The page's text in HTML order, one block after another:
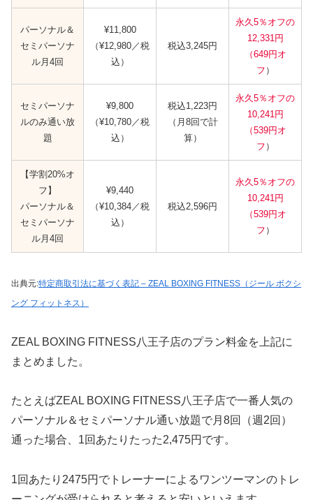
パーソナル＆
セミパーソナ
ル月4回
¥11,800
（¥12,980／税
込）
税込3,245円
永久5％オフの
12,331円
（649円オ
フ ）
セミパーソナ
ルのみ通い放
題
¥9,800
（¥10,780／税
込）
税込1,223円
（月8回で計
算）
永久5％オフの
10,241円
（539円オ
フ ）
【学割20%オ
フ】
パーソナル＆
セミパーソナ
ル月4回
¥9,440
（¥10,384／税
込）
税込2,596円
永久5％オフの
10,241円
（539円オ
フ ）
出典元:特定商取引法に基づく表記 – ZEAL BOXING FITNESS（ジール ボクシ
ング フィットネス）
ZEAL BOXING FITNESS八王子店のプラン料金を上記に
まとめました。
たとえばZEAL BOXING FITNESS八王子店で一番人気の
パーソナル＆セミパーソナル通い放題で月8回（週2回）
通った場合、1回あたりたった2,475円です。
1回あたり2475円でトレーナーによるワンツーマンのトレ